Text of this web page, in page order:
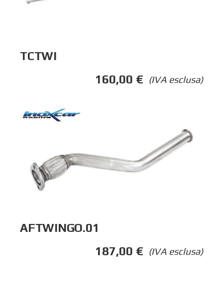
TCTWI
(IVA esclusa)
160,00 €
AFTWINGO.01
(IVA esclusa)
187,00 €